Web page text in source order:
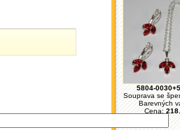
5804-
Souprava se
Barevných
Cena: